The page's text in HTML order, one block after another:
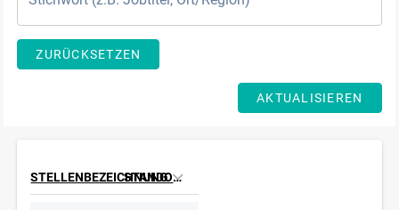
ZURÜCKSETZEN
AKTUALISIEREN
STELLENBEZEICHNUNG STANDORT